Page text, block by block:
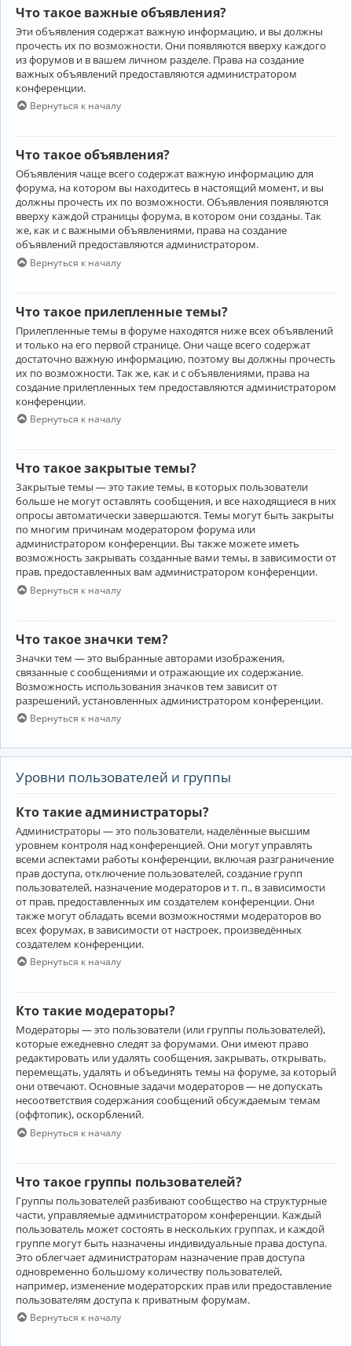
Что такое важные объявления?
Эти объявления содержат важную информацию, и вы должны
прочесть их по возможности. Они появляются вверху каждого
из форумов и в вашем личном разделе. Права на создание
важных объявлений предоставляются администратором
конференции.
Вернуться к началу
Что такое объявления?
Объявления чаще всего содержат важную информацию для
форума, на котором вы находитесь в настоящий момент, и вы
должны прочесть их по возможности. Объявления появляются
вверху каждой страницы форума, в котором они созданы. Так
же, как и с важными объявлениями, права на создание
объявлений предоставляются администратором.
Вернуться к началу
Что такое прилепленные темы?
Прилепленные темы в форуме находятся ниже всех объявлений
и только на его первой странице. Они чаще всего содержат
достаточно важную информацию, поэтому вы должны прочесть
их по возможности. Так же, как и с объявлениями, права на
создание прилепленных тем предоставляются администратором
конференции.
Вернуться к началу
Что такое закрытые темы?
Закрытые темы — это такие темы, в которых пользователи
больше не могут оставлять сообщения, и все находящиеся в них
опросы автоматически завершаются. Темы могут быть закрыты
по многим причинам модератором форума или
администратором конференции. Вы также можете иметь
возможность закрывать созданные вами темы, в зависимости от
прав, предоставленных вам администратором конференции.
Вернуться к началу
Что такое значки тем?
Значки тем — это выбранные авторами изображения,
связанные с сообщениями и отражающие их содержание.
Возможность использования значков тем зависит от
разрешений, установленных администратором конференции.
Вернуться к началу
Уровни пользователей и группы
Кто такие администраторы?
Администраторы — это пользователи, наделённые высшим
уровнем контроля над конференцией. Они могут управлять
всеми аспектами работы конференции, включая разграничение
прав доступа, отключение пользователей, создание групп
пользователей, назначение модераторов и т. п., в зависимости
от прав, предоставленных им создателем конференции. Они
также могут обладать всеми возможностями модераторов во
всех форумах, в зависимости от настроек, произведённых
создателем конференции.
Вернуться к началу
Кто такие модераторы?
Модераторы — это пользователи (или группы пользователей),
которые ежедневно следят за форумами. Они имеют право
редактировать или удалять сообщения, закрывать, открывать,
перемещать, удалять и объединять темы на форуме, за который
они отвечают. Основные задачи модераторов — не допускать
несоответствия содержания сообщений обсуждаемым темам
(оффтопик), оскорблений.
Вернуться к началу
Что такое группы пользователей?
Группы пользователей разбивают сообщество на структурные
части, управляемые администратором конференции. Каждый
пользователь может состоять в нескольких группах, и каждой
группе могут быть назначены индивидуальные права доступа.
Это облегчает администраторам назначение прав доступа
одновременно большому количеству пользователей,
например, изменение модераторских прав или предоставление
пользователям доступа к приватным форумам.
Вернуться к началу